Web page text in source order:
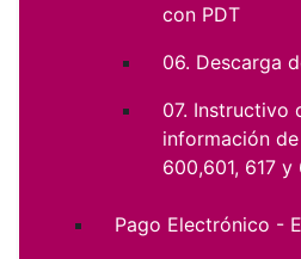
con PDT
06. Descarga
07. Instructivo
información
600,601, 617 y
Pago Electrónico -